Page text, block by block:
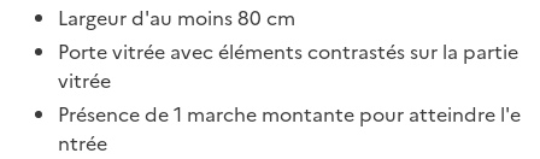
Largeur d'au moins 80 cm
Porte vitrée avec éléments contrastés sur la partie
vitrée
Présence de 1 marche montante pour atteindre l'e
ntrée